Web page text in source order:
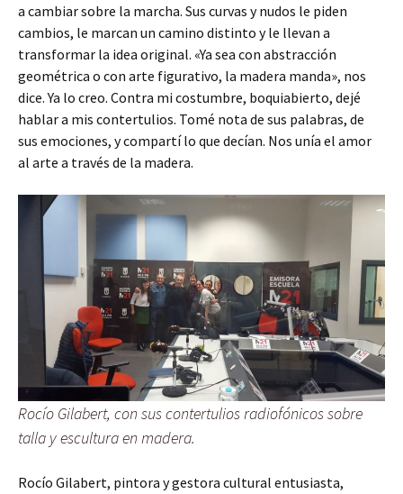
a cambiar sobre la marcha. Sus curvas y nudos le piden
cambios, le marcan un camino distinto y le llevan a
transformar la idea original. «Ya sea con abstracción
geométrica o con arte figurativo, la madera manda», nos
dice. Ya lo creo. Contra mi costumbre, boquiabierto, dejé
hablar a mis contertulios. Tomé nota de sus palabras, de
sus emociones, y compartí lo que decían. Nos unía el amor
al arte a través de la madera.
Rocío Gilabert, con sus contertulios radiofónicos sobre
talla y escultura en madera.
Rocío Gilabert, pintora y gestora cultural entusiasta,